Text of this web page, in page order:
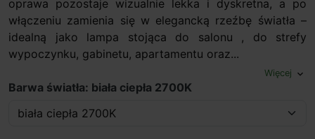
oprawa pozostaje wizualnie lekka i dyskretna, a po
włączeniu zamienia się w elegancką rzeźbę światła –
idealną jako lampa stojąca do salonu , do strefy
wypoczynku, gabinetu, apartamentu oraz...
Więcej expand_more
Barwa światła: biała ciepła 2700K